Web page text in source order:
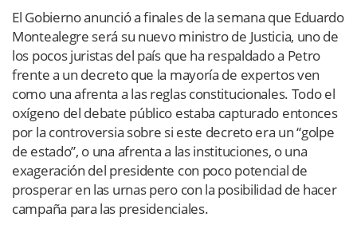
El Gobierno anunció a finales de la semana que Eduardo
Montealegre será su nuevo ministro de Justicia, uno de
los pocos juristas del país que ha respaldado a Petro
frente a un decreto que la mayoría de expertos ven
como una afrenta a las reglas constitucionales. Todo el
oxígeno del debate público estaba capturado entonces
por la controversia sobre si este decreto era un “golpe
de estado”, o una afrenta a las instituciones, o una
exageración del presidente con poco potencial de
prosperar en las urnas pero con la posibilidad de hacer
campaña para las presidenciales.